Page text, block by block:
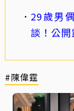
29歲男
談！公
#陳偉霆